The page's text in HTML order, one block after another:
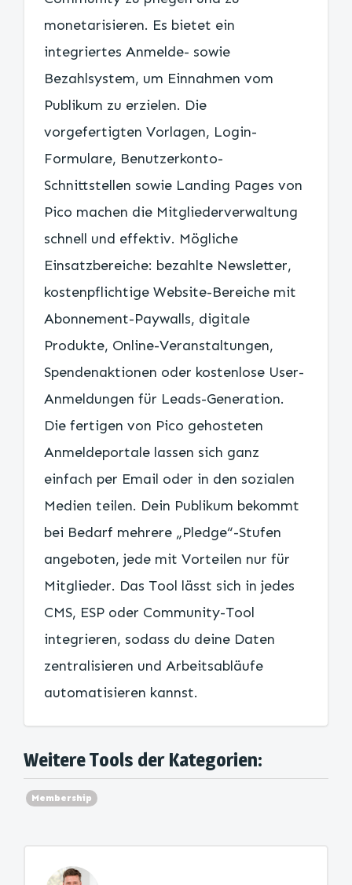
monetarisieren. Es bietet ein
integriertes Anmelde- sowie
Bezahlsystem, um Einnahmen vom
Publikum zu erzielen. Die
vorgefertigten Vorlagen, Login-
Formulare, Benutzerkonto-
Schnittstellen sowie Landing Pages von
Pico machen die Mitgliederverwaltung
schnell und effektiv. Mögliche
Einsatzbereiche: bezahlte Newsletter,
kostenpflichtige Website-Bereiche mit
Abonnement-Paywalls, digitale
Produkte, Online-Veranstaltungen,
Spendenaktionen oder kostenlose User-
Anmeldungen für Leads-Generation.
Die fertigen von Pico gehosteten
Anmeldeportale lassen sich ganz
einfach per Email oder in den sozialen
Medien teilen. Dein Publikum bekommt
bei Bedarf mehrere „Pledge“-Stufen
angeboten, jede mit Vorteilen nur für
Mitglieder. Das Tool lässt sich in jedes
CMS, ESP oder Community-Tool
integrieren, sodass du deine Daten
zentralisieren und Arbeitsabläufe
automatisieren kannst.
Weitere Tools der Kategorien:
Membership